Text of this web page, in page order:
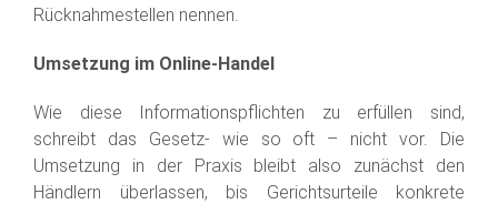
Rücknahmestellen nennen.
Umsetzung im Online-Handel
Wie diese Informationspflichten zu erfüllen sind,
schreibt das Gesetz- wie so oft – nicht vor. Die
Umsetzung in der Praxis bleibt also zunächst den
Händlern überlassen, bis Gerichtsurteile konkrete